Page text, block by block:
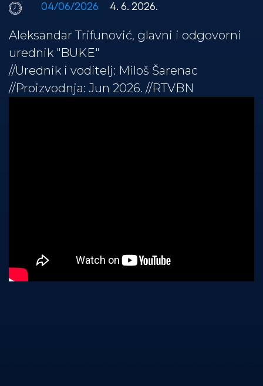
04/06/2026 4. 6. 2026.
Aleksandar Trifunović, glavni i odgovorni
urednik "BUKE"
//Urednik i voditelj: Miloš Šarenac
//Proizvodnja: Jun 2026. //RTVBN